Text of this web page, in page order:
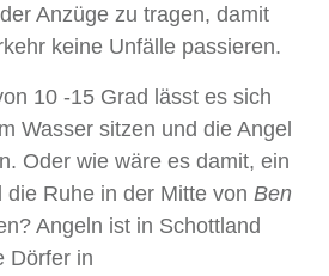
Anzüge zu tragen, damit
keine Unfälle passieren.
10 ‑15 Grad lässt es sich
Wasser sitzen und die Angel
Oder wie wäre es damit, ein
die Ruhe in der Mitte von Ben
Angeln ist in Schottland
Dörfer in